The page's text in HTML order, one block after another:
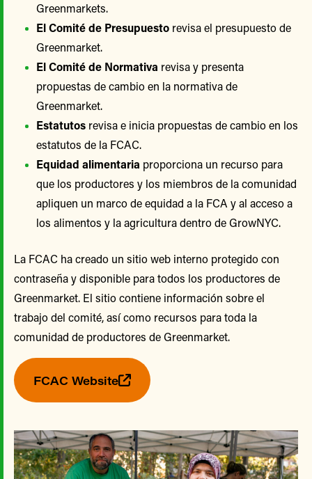
Greenmarkets.
El Comité de Presupuesto revisa el presupuesto de
Greenmarket.
El Comité de Normativa revisa y presenta
propuestas de cambio en la normativa de
Greenmarket.
Estatutos revisa e inicia propuestas de cambio en los
estatutos de la FCAC.
Equidad alimentaria proporciona un recurso para
que los productores y los miembros de la comunidad
apliquen un marco de equidad a la FCA y al acceso a
los alimentos y la agricultura dentro de GrowNYC.
La FCAC ha creado un sitio web interno protegido con
contraseña y disponible para todos los productores de
Greenmarket. El sitio contiene información sobre el
trabajo del comité, así como recursos para toda la
comunidad de productores de Greenmarket.
FCAC Website